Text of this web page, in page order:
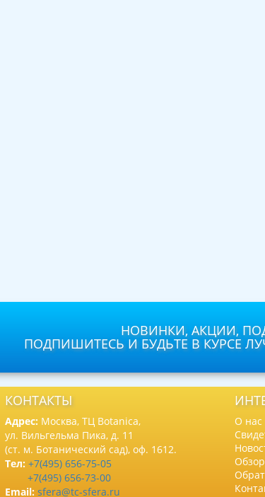
НОВИНКИ, АКЦИИ,
ПОДПИШИТЕСЬ И БУДЬТЕ В КУРСЕ
КОНТАКТЫ
Адрес: Москва, ТЦ Botanica,
ул. Вильгельма Пика, д. 11
(ст. м. Ботанический сад), оф. 1612.
Тел: +7(495) 656-75-05
+7(495) 656-73-00
Email: sfera@tc-sfera.ru
О нас